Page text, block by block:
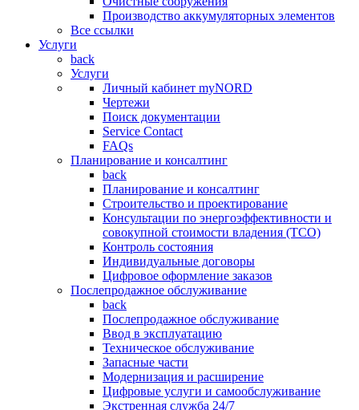
Производство аккумуляторных элементов
Все ссылки
Услуги
back
Услуги
Личный кабинет myNORD
Чертежи
Поиск документации
Service Contact
FAQs
Планирование и консалтинг
back
Планирование и консалтинг
Строительство и проектирование
Консультации по энергоэффективности и
совокупной стоимости владения (TCO)
Контроль состояния
Индивидуальные договоры
Цифровое оформление заказов
Послепродажное обслуживание
back
Послепродажное обслуживание
Ввод в эксплуатацию
Техническое обслуживание
Запасные части
Модернизация и расширение
Цифровые услуги и самообслуживание
Экстренная служба 24/7